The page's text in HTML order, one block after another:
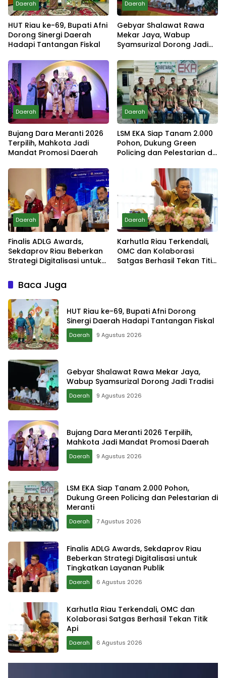
Daerah
HUT Riau ke-69, Bupati Afni
Dorong Sinergi Daerah
Hadapi Tantangan Fiskal
Daerah
Gebyar Shalawat Rawa
Mekar Jaya, Wabup
Syamsurizal Dorong Jadi
Daerah
Bujang Dara Meranti 2026
Terpilih, Mahkota Jadi
Mandat Promosi Daerah
Daerah
LSM EKA Siap Tanam 2.000
Pohon, Dukung Green
Policing dan Pelestarian di
Daerah
Finalis ADLG Awards,
Sekdaprov Riau Beberkan
Strategi Digitalisasi untuk
Daerah
Karhutla Riau Terkendali,
OMC dan Kolaborasi
Satgas Berhasil Tekan Titik
Baca Juga
HUT Riau ke-69, Bupati Afni Dorong
Sinergi Daerah Hadapi Tantangan Fiskal
Daerah 9 Agustus 2026
Gebyar Shalawat Rawa Mekar Jaya,
Wabup Syamsurizal Dorong Jadi Tradisi
Daerah 9 Agustus 2026
Bujang Dara Meranti 2026 Terpilih,
Mahkota Jadi Mandat Promosi Daerah
Daerah 9 Agustus 2026
LSM EKA Siap Tanam 2.000 Pohon,
Dukung Green Policing dan Pelestarian di
Meranti
Daerah 7 Agustus 2026
Finalis ADLG Awards, Sekdaprov Riau
Beberkan Strategi Digitalisasi untuk
Tingkatkan Layanan Publik
Daerah 6 Agustus 2026
Karhutla Riau Terkendali, OMC dan
Kolaborasi Satgas Berhasil Tekan Titik
Api
Daerah 6 Agustus 2026